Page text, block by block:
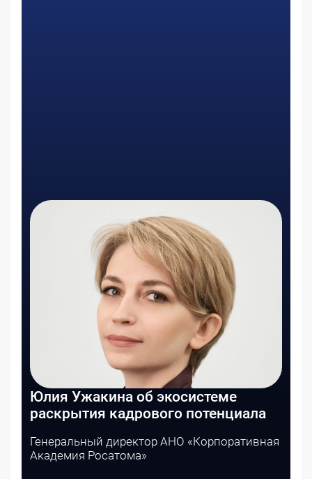
Юлия Ужакина об экосистеме
раскрытия кадрового потенциала
Генеральный директор АНО «Корпоративная
Академия Росатома»